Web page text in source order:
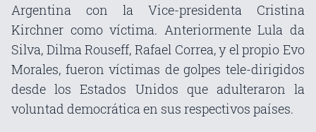
Argentina con la Vice-presidenta Cristina
Kirchner como víctima. Anteriormente Lula da
Silva, Dilma Rouseff, Rafael Correa, y el propio Evo
Morales, fueron víctimas de golpes tele-dirigidos
desde los Estados Unidos que adulteraron la
voluntad democrática en sus respectivos países.